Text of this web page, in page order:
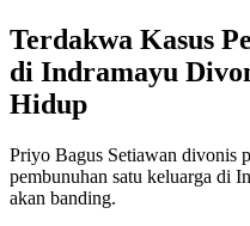
Terdakwa Kasus
di Indramayu
Hidup
Priyo Bagus Setiawan divonis
pembunuhan satu keluarga di
akan banding.